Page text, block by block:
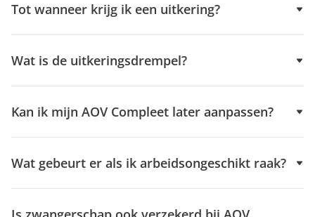
Tot wanneer krijg ik een uitkering?
Wat is de uitkeringsdrempel?
Kan ik mijn AOV Compleet later aanpassen?
Wat gebeurt er als ik arbeidsongeschikt raak?